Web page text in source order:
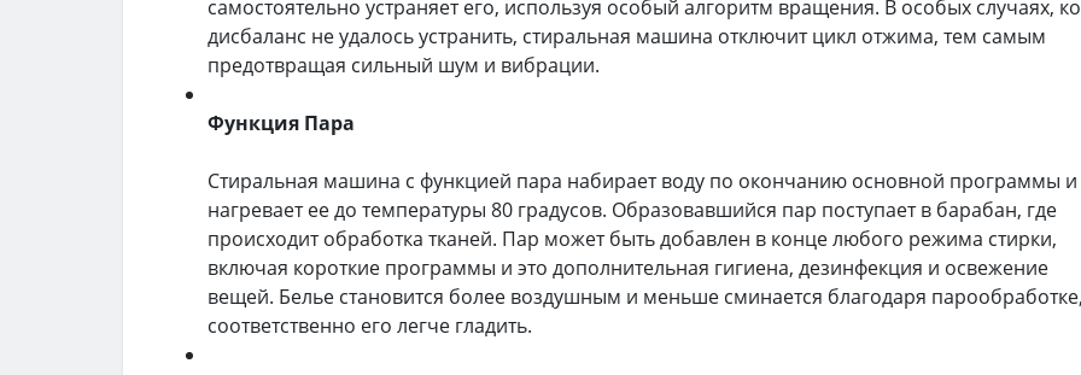
самостоятельно устраняет его, используя особый алгоритм вращения. В особых случаях,
дисбаланс не удалось устранить, стиральная машина отключит цикл отжима, тем самым
предотвращая сильный шум и вибрации.
Функция Пара
Стиральная машина с функцией пара набирает воду по окончанию основной программы и
нагревает ее до температуры 80 градусов. Образовавшийся пар поступает в барабан, где
происходит обработка тканей. Пар может быть добавлен в конце любого режима стирки,
включая короткие программы и это дополнительная гигиена, дезинфекция и освежение
вещей. Белье становится более воздушным и меньше сминается благодаря парообработке,
соответственно его легче гладить.